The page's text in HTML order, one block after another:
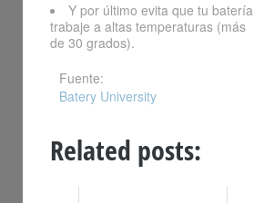
Y por último evita que tu batería
trabaje a altas temperaturas (más
de 30 grados).
Fuente:
Batery University
Related posts: